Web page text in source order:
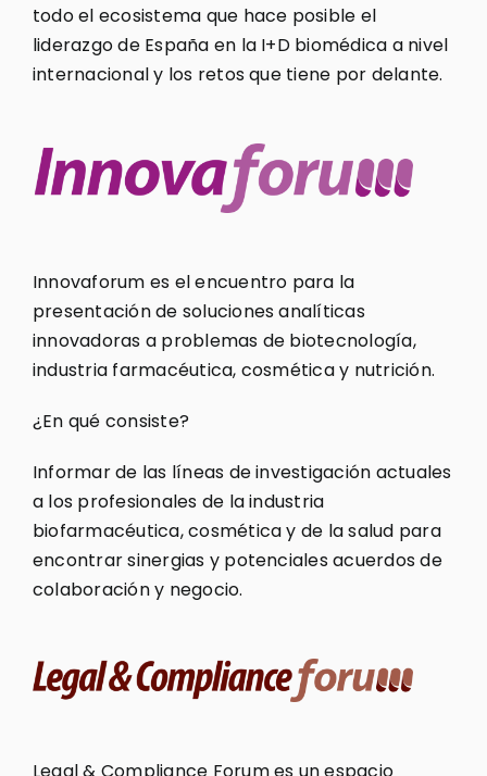
todo el ecosistema que hace posible el
liderazgo de España en la I+D biomédica a nivel
internacional y los retos que tiene por delante.
Innovaforum es el encuentro para la
presentación de soluciones analíticas
innovadoras a problemas de biotecnología,
industria farmacéutica, cosmética y nutrición.
¿En qué consiste?
Informar de las líneas de investigación actuales
a los profesionales de la industria
biofarmacéutica, cosmética y de la salud para
encontrar sinergias y potenciales acuerdos de
colaboración y negocio.